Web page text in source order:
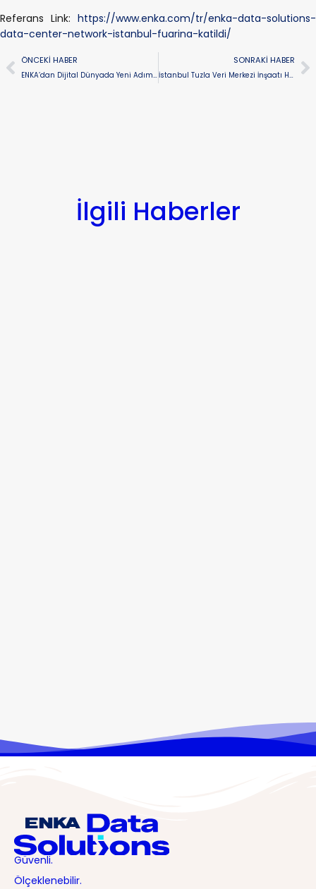
Referans Link: https://www.enka.com/tr/enka-data-solutions-
data-center-network-istanbul-fuarina-katildi/
ÖNCEKI HABER
ENKA’dan Dijital Dünyada Yeni Adım: ENKA Data Solutions
SONRAKI HABER
İstanbul Tuzla Veri Merkezi İnşaatı Hızla İlerliyor
İlgili Haberler
Güvenli.
Ölçeklenebilir.